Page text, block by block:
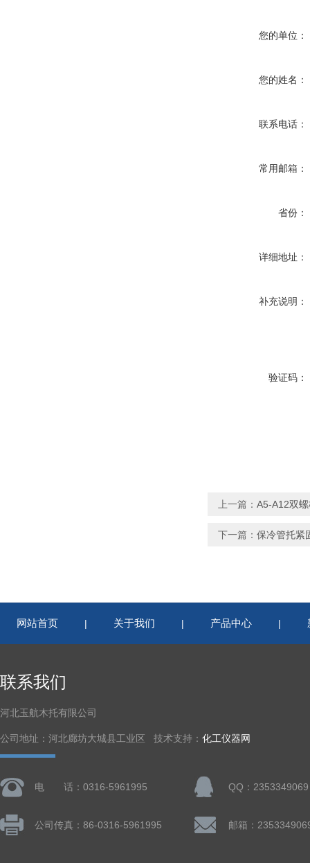
您的单位：
您的姓名：
联系电话：
常用邮箱：
省份：
详细地址：
补充说明：
验证码：
上一篇： A5-A12双
下一篇： 保冷管托紧
网站首页 | 关于我们 | 产品中心 |
联系我们
河北玉航木托有限公司
公司地址：河北廊坊大城县工业区 技术支持： 化工仪器网
电 话：0316-5961995 QQ：2353349069
公司传真：86-0316-5961995 邮箱：